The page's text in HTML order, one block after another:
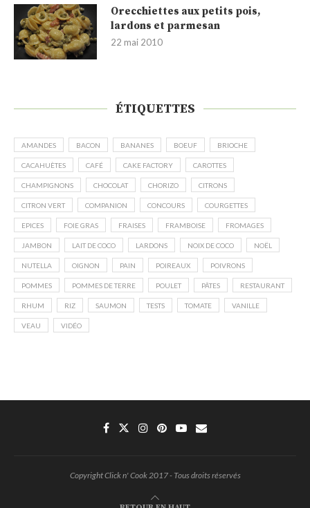
Orecchiettes aux petits pois,
lardons et parmesan
22 mai 2010
ÉTIQUETTES
AMANDES BACON BANANES BOEUF BRIOCHE
CACAHUÈTES CAFÉ CAKE FACTORY CAROTTES
CHAMPIGNONS CHOCOLAT CHORIZO CITRONS
CITRON VERT COMPANION CONCOURS COURGETTES
EPICES FOIE GRAS FRAISES FRAMBOISE FROMAGES
JAMBON LAIT DE COCO LARDONS NOIX DE COCO NOËL
NUTELLA OIGNON PAIN POIREAUX POIVRONS
POMMES POMMES DE TERRE POULET PÂTES RESTAURANT
RHUM RIZ SAUMON TESTS TOMATE VANILLE
VEAU VIDÉO
Copyright Click n' Cook 2017 - Tous droits réservés